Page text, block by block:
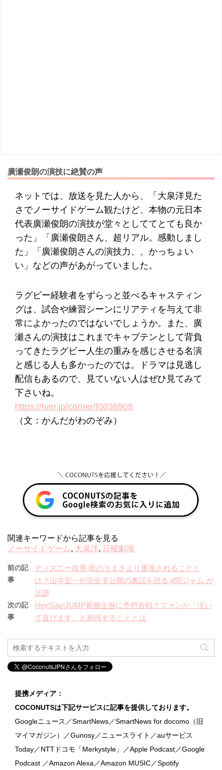
廣瀬俊朗の演技に絶賛の声
ネットでは、放送を見た人から、「大泉洋見た
さでノーサイドゲーム観たけど、本物の元日本
代表廣瀬俊朗の演技が堂々としててとても良か
った」「廣瀬俊朗さん、超リアル。感動しまし
た」「廣瀬俊朗さんの演技力、、かっちょい
い」などの声があがっていました。
ラグビー経験者をずらっと並べるキャスティン
グは、試合や練習シーンにリアティを与えて非
常によかったのではないでしょうか。また、廣
瀬さんの演技はこれまでキャプテンとして背負
ってきたラグビー人生の重みを感じさせる名演
と感じる人も多かったのでは。ドラマは見逃し
配信もあるので、見ていない人はぜひ見てみて
下さいね。
https://tver.jp/corner/f0036908
（文：かんだがわのぞみ）
関連キーワードから記事を見る
ノーサイドゲーム, 大泉洋, 日曜劇場
前の記
事
ディズニー吹替 歌のうまさより重視されることと
は？山寺宏一が完全非公開の裏話を語る #関ジャム が
話題
次の記
事
Hey!Say!JUMP新曲企画に予想合戦？ファンが「泣い
て喜びます」と期待することとは
提携メディア：
COCONUTSは下記サービスに記事を提供しております。
Googleニュース／SmartNews／SmartNews for docomo（旧
マイマガジン）／Gunosy／ニュースライト／auサービス
Today／NTTドコモ「Merkystyle」／Apple Podcast／Google
Podcast ／Amazon Alexa／Amazon MUSIC／Spotify